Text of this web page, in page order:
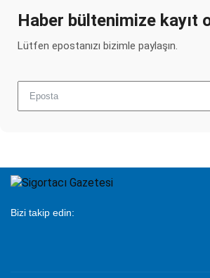
Haber bültenimize kayıt
Lütfen epostanızı bizimle paylaşın.
Bizi takip edin: